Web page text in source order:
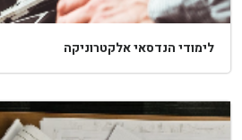
לימודי הנדסאי אלקטרוניקה